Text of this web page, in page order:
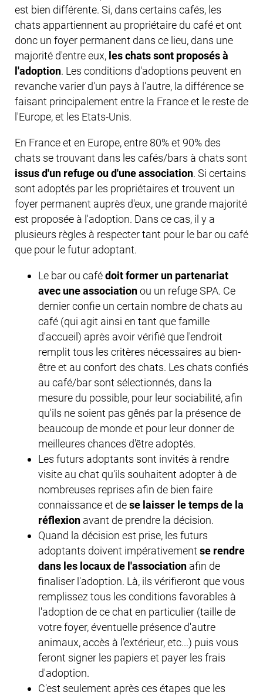
est bien différente. Si, dans certains cafés, les
chats appartiennent au propriétaire du café et ont
donc un foyer permanent dans ce lieu, dans une
majorité d'entre eux, les chats sont proposés à
l'adoption. Les conditions d'adoptions peuvent en
revanche varier d'un pays à l'autre, la différence se
faisant principalement entre la France et le reste de
l'Europe, et les Etats-Unis.
En France et en Europe, entre 80% et 90% des
chats se trouvant dans les cafés/bars à chats sont
issus d'un refuge ou d'une association. Si certains
sont adoptés par les propriétaires et trouvent un
foyer permanent auprès d'eux, une grande majorité
est proposée à l'adoption. Dans ce cas, il y a
plusieurs règles à respecter tant pour le bar ou café
que pour le futur adoptant.
Le bar ou cafédoit former un partenariat
avec une associationou un refuge SPA. Ce
dernier confie un certain nombre de chats au
café (qui agit ainsi en tant que famille
d'accueil) après avoir vérifié que l'endroit
remplit tous les critères nécessaires au bien-
être et au confort des chats. Les chats confiés
au café/bar sont sélectionnés, dans la
mesure du possible, pour leur sociabilité, afin
qu'ils ne soient pas gênés par la présence de
beaucoup de monde et pour leur donner de
meilleures chances d'être adoptés.
Les futurs adoptants sont invités à rendre
visite au chat qu'ils souhaitent adopter à de
nombreuses reprises afin de bien faire
connaissance et dese laisser le temps de la
réflexion avant de prendre la décision.
Quand la décision est prise, les futurs
adoptants doivent impérativement se rendre
dans les locaux de l'association afin de
finaliser l'adoption. Là, ils vérifieront que vous
remplissez tous les conditions favorables à
l'adoption de ce chat en particulier (taille de
votre foyer, éventuelle présence d'autre
animaux, accès à l'extérieur, etc...) puis vous
feront signer les papiers et payer les frais
d'adoption.
C'est seulement après ces étapes que les